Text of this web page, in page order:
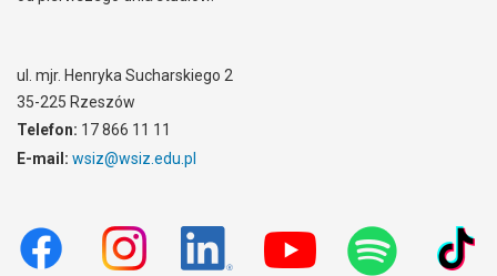
ul. mjr. Henryka Sucharskiego 2
35-225 Rzeszów
Telefon: 17 866 11 11
E-mail: wsiz@wsiz.edu.pl